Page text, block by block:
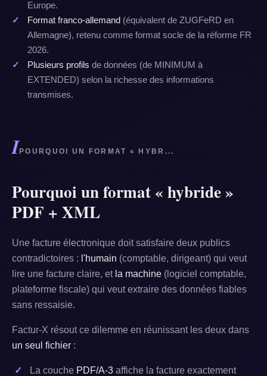
Europe.
Format franco-allemand (équivalent de ZUGFeRD en
Allemagne), retenu comme format socle de la réforme FR
2026.
Plusieurs profils de données (de MINIMUM à
EXTENDED) selon la richesse des informations
transmises.
IPOURQUOI UN FORMAT « HYBR...
Pourquoi un format « hybride »
PDF + XML
Une facture électronique doit satisfaire deux publics
contradictoires : l'humain (comptable, dirigeant) qui veut
lire une facture claire, et la machine (logiciel comptable,
plateforme fiscale) qui veut extraire des données fiables
sans ressaisie.
Factur-X résout ce dilemme en réunissant les deux dans
un seul fichier :
La couche PDF/A-3 affiche la facture exactement